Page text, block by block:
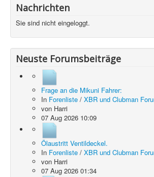
Nachrichten
Sie sind nicht eingeloggt.
Neuste Forumsbeiträge
Frage an die Mikuni Fahrer:
In Forenliste / XBR und Clubman
von Harri
07 Aug 2026 10:09
Ölaustritt Ventildeckel.
In Forenliste / XBR und Clubman
von Harri
07 Aug 2026 01:34